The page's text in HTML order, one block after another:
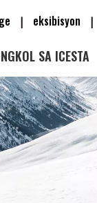
| eksibisyon |
SA ICESTA